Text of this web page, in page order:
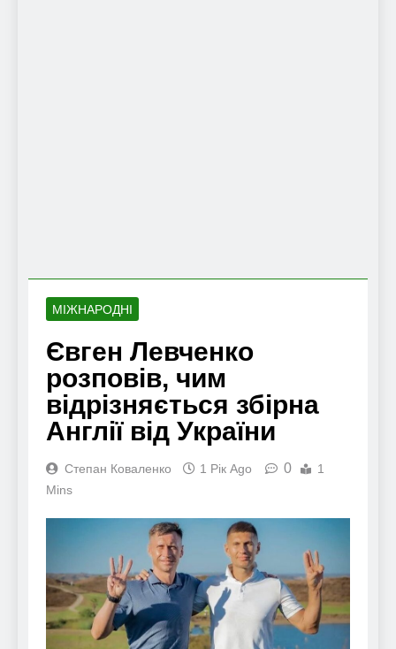
МІЖНАРОДНІ
Євген Левченко
розповів, чим
відрізняється збірна
Англії від України
Степан Коваленко 1 Рік Ago 0
1
Mins